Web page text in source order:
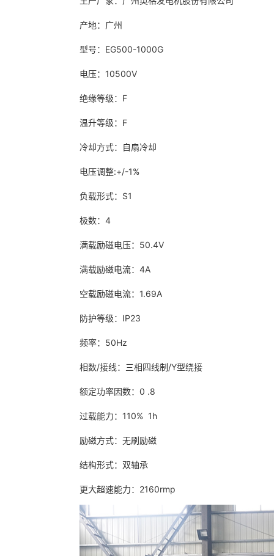
产地：广州
型号：EG500-1000G
电压：10500V
绝缘等级：F
温升等级：F
冷却方式：自扇冷却
电压调整:+/-1%
负载形式：S1
极数：4
满载励磁电压：50.4V
满载励磁电流：4A
空载励磁电流：1.69A
防护等级：IP23
频率：50Hz
相数/接线：三相四线制/Y型绕接
额定功率因数：0 .8
过载能力：110% 1h
励磁方式：无刷励磁
结构形式：双轴承
更大超速能力：2160rmp